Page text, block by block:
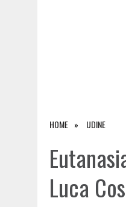
HOME UDINE
Luca